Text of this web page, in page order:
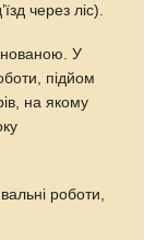
через ліс).
У
підйом
на якому
роботи,